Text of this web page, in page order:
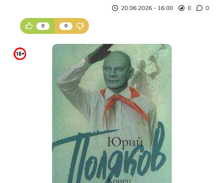
20.06.2026 - 16:00 0 0
0 0